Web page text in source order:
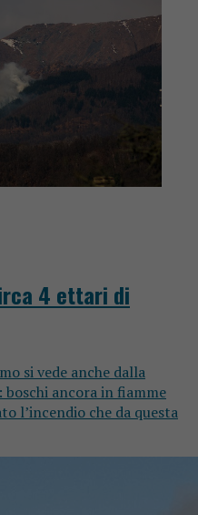
4 ettari di
si vede anche dalla
boschi ancora in fiamme
l’incendio che da questa